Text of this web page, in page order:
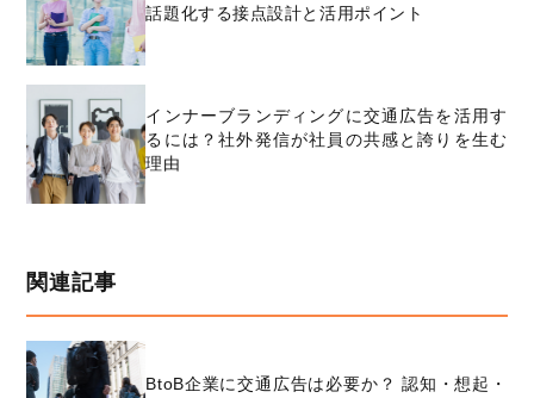
話題化する接点設計と活用ポイント
インナーブランディングに交通広告を活用す
るには？社外発信が社員の共感と誇りを生む
理由
関連記事
BtoB企業に交通広告は必要か？ 認知・想起・